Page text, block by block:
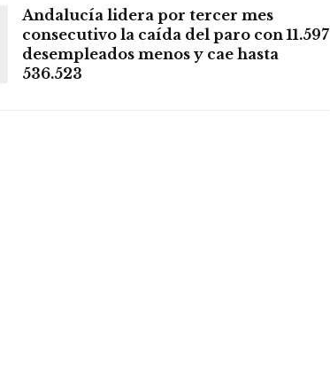
Andalucía lidera por tercer mes
consecutivo la caída del paro con 11.597
desempleados menos y cae hasta
536.523